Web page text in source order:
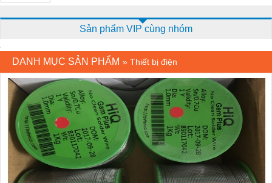
Sản phẩm VIP cùng nhóm
DANH MỤC SẢN PHẨM » Thiết bị điện